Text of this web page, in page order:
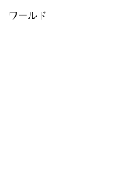
ワールド